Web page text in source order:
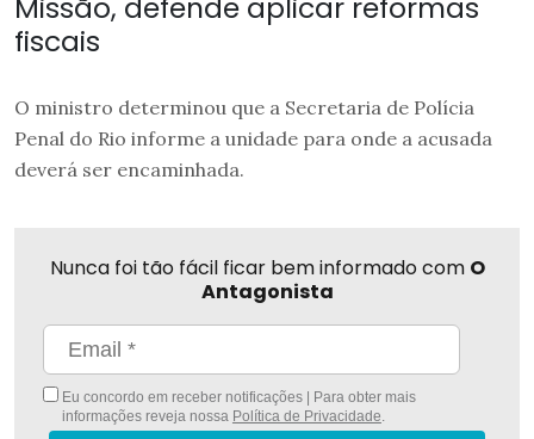
Missão, defende aplicar reformas
fiscais
O ministro determinou que a Secretaria de Polícia
Penal do Rio informe a unidade para onde a acusada
deverá ser encaminhada.
Nunca foi tão fácil ficar bem informado com O
Antagonista
Eu concordo em receber notificações | Para obter mais
informações reveja nossa Política de Privacidade.